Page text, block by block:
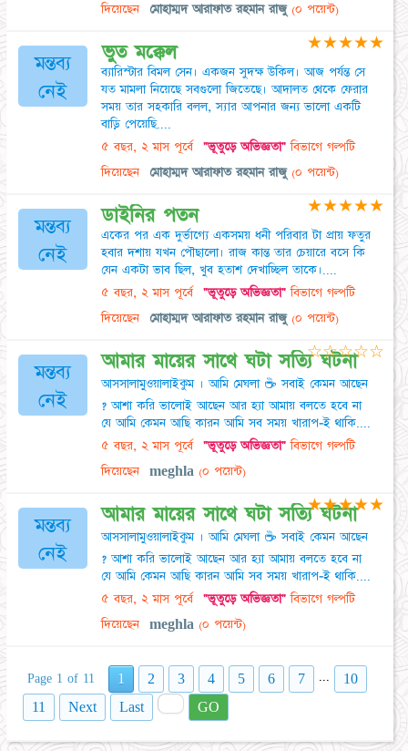
দিয়েছেন
মোহাম্মদ আরাফাত রহমান রাজু(০ পয়েন্ট)
মন্তব্য
নেই
ভুত মক্কেল
ব্যারিস্টার বিমল সেন। একজন সুদক্ষ উকিল। আজ পর্যন্ত সে
যত মামলা নিয়েছে সবগুলো জিতেছে। আদালত থেকে ফেরার
সময় তার সহকারি বলল, স্যার আপনার জন্য ভালো একটি
বাড়ি পেয়েছি....
৫ বছর, ২ মাস পূর্বে "ভূতুড়ে অভিজ্ঞতা"বিভাগে গল্পটি
দিয়েছেন
মোহাম্মদ আরাফাত রহমান রাজু(০ পয়েন্ট)
★★★★★
মন্তব্য
নেই
ডাইনির পতন
একের পর এক দুর্ভাগ্যে একসময় ধনী পরিবার টা প্রায় ফতুর
হবার দশায় যখন পৌছালো। রাজ কান্ত তার চেয়ারে বসে কি
যেন একটা ভাব ছিল, খুব হতাশ দেখাচ্ছিল তাকে।....
৫ বছর, ২ মাস পূর্বে "ভূতুড়ে অভিজ্ঞতা"বিভাগে গল্পটি
দিয়েছেন
মোহাম্মদ আরাফাত রহমান রাজু(০ পয়েন্ট)
★★★★★
মন্তব্য
নেই
আমার মায়ের সাথে ঘটা সত্যি ঘটনা
আসসালামুওয়ালাইকুম । আমি মেঘলা ☕ সবাই কেমন আছেন
? আশা করি ভালোই আছেন আর হ্যা আমায় বলতে হবে না
যে আমি কেমন আছি কারন আমি সব সময় খারাপ-ই থাকি....
৫ বছর, ২ মাস পূর্বে "ভূতুড়ে অভিজ্ঞতা"বিভাগে গল্পটি
দিয়েছেন
meghla(০ পয়েন্ট)
☆☆☆☆☆
মন্তব্য
নেই
আমার মায়ের সাথে ঘটা সত্যি ঘটনা
আসসালামুওয়ালাইকুম । আমি মেঘলা ☕ সবাই কেমন আছেন
? আশা করি ভালোই আছেন আর হ্যা আমায় বলতে হবে না
যে আমি কেমন আছি কারন আমি সব সময় খারাপ-ই থাকি....
৫ বছর, ২ মাস পূর্বে "ভূতুড়ে অভিজ্ঞতা"বিভাগে গল্পটি
দিয়েছেন
meghla(০ পয়েন্ট)
★★★★★
Page 1 of 11 1 2 3 4 5 6 7 ...
10
11
Next Last GO